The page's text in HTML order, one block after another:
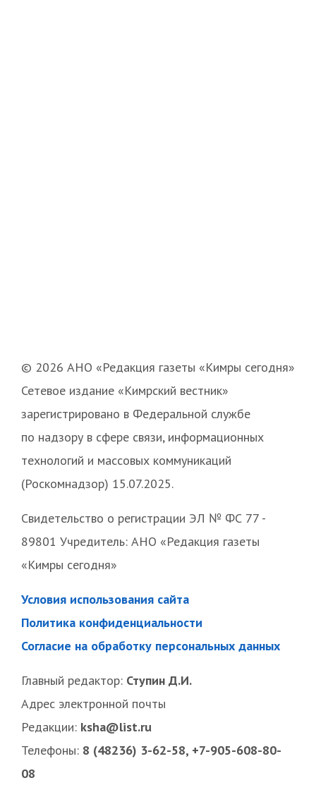
© 2026 АНО «Редакция газеты «Кимры сегодня»
Сетевое издание «Кимрский вестник»
зарегистрировано в Федеральной службе
по надзору в сфере связи, информационных
технологий и массовых коммуникаций
(Роскомнадзор) 15.07.2025.
Свидетельство о регистрации ЭЛ № ФС 77 -
89801 Учредитель: АНО «Редакция газеты
«Кимры сегодня»
Условия использования сайта
Политика конфиденциальности
Согласие на обработку персональных данных
Главный редактор: Ступин Д.И.
Адрес электронной почты
Редакции: ksha@list.ru
Телефоны: 8 (48236) 3-62-58, +7-905-608-80-
08